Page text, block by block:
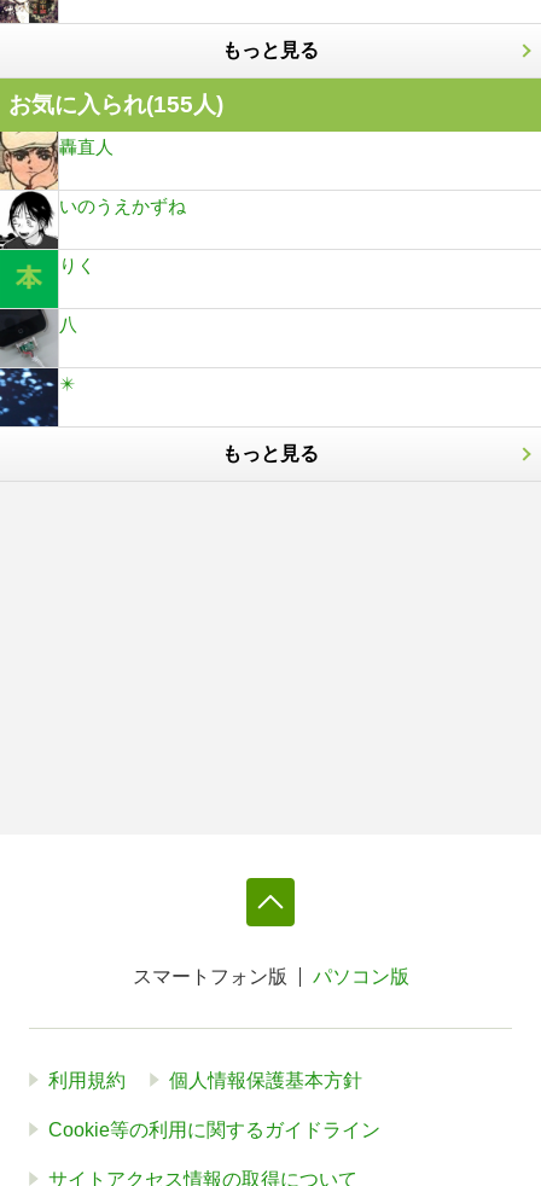
もっと見る
お気に入られ(155人)
轟直人
いのうえかずね
りく
八
✴️
もっと見る
スマートフォン版 パソコン版
利用規約 個人情報保護基本方針
Cookie等の利用に関するガイドライン
サイトアクセス情報の取得について